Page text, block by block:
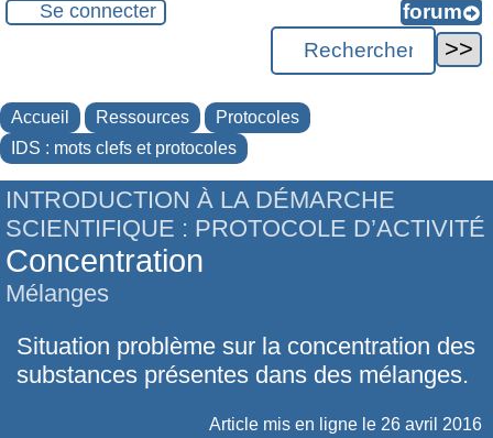
Se connecter
Accueil Ressources
Protocoles
IDS : mots clefs et protocoles
INTRODUCTION À LA DÉMARCHE
SCIENTIFIQUE : PROTOCOLE D’ACTIVITÉ
Concentration
Mélanges
Situation problème sur la concentration des
substances présentes dans des mélanges.
Article mis en ligne le 26 avril 2016